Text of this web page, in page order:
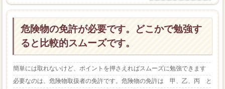
危険物の免許が必要です。どこかで勉強す
ると比較的スムーズです。
簡単には取れないけど、ポイントを押さえればスムーズに勉強できます
必要なのは、危険物取扱者の免許です。危険物の免許は 甲、乙、丙 と